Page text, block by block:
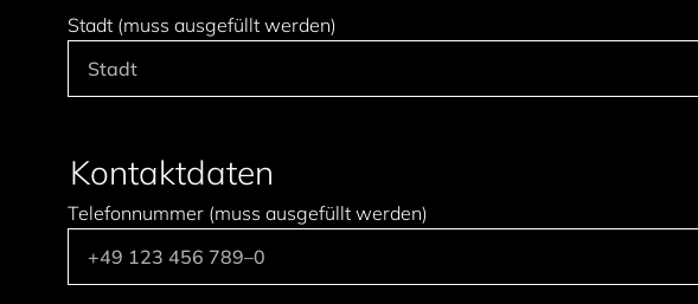
Stadt (muss ausgefüllt werden)
Kontaktdaten
Telefonnummer (muss ausgefüllt werden)